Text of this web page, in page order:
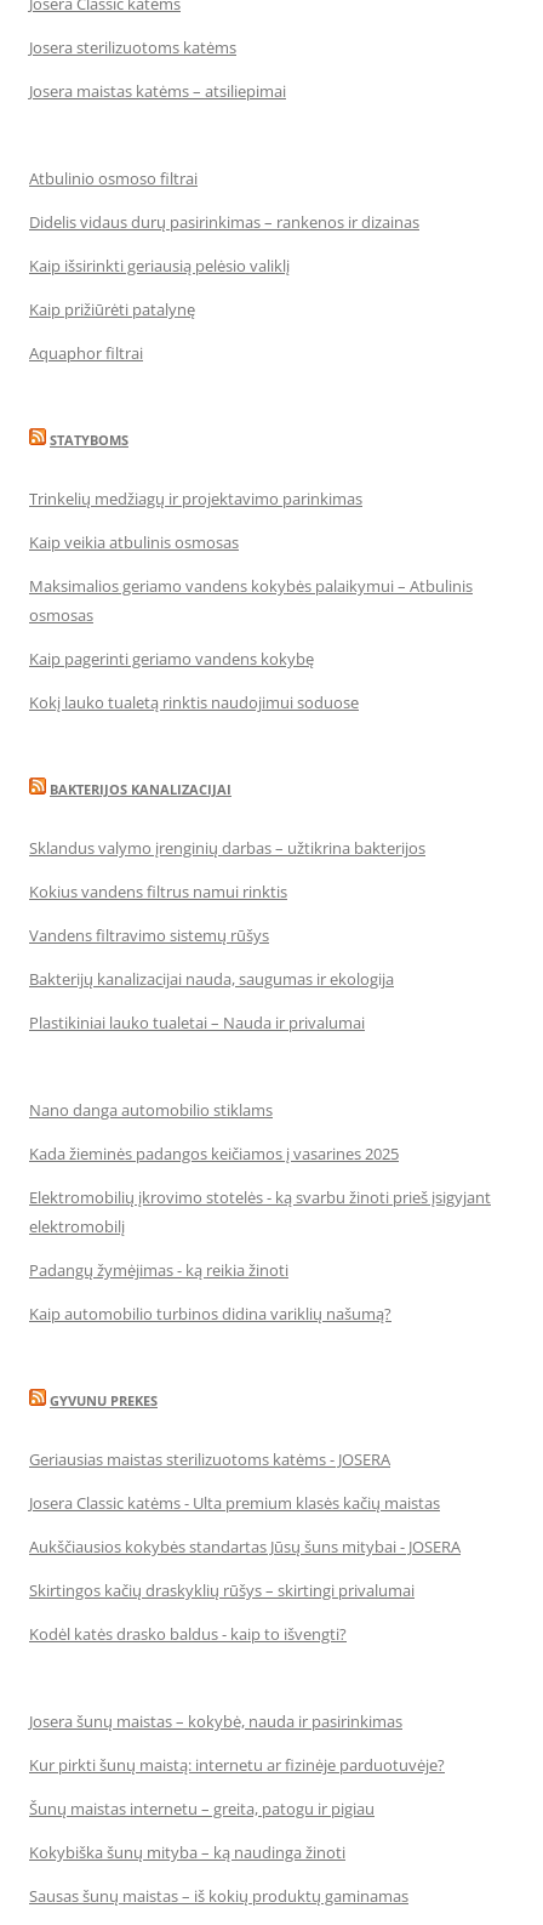
Josera sterilizuotoms katėms
Josera maistas katėms – atsiliepimai
Atbulinio osmoso filtrai
Didelis vidaus durų pasirinkimas – rankenos ir dizainas
Kaip išsirinkti geriausią pelėsio valiklį
Kaip prižiūrėti patalynę
Aquaphor filtrai
STATYBOMS
Trinkelių medžiagų ir projektavimo parinkimas
Kaip veikia atbulinis osmosas
Maksimalios geriamo vandens kokybės palaikymui – Atbulinis
osmosas
Kaip pagerinti geriamo vandens kokybę
Kokį lauko tualetą rinktis naudojimui soduose
BAKTERIJOS KANALIZACIJAI
Sklandus valymo įrenginių darbas – užtikrina bakterijos
Kokius vandens filtrus namui rinktis
Vandens filtravimo sistemų rūšys
Bakterijų kanalizacijai nauda, saugumas ir ekologija
Plastikiniai lauko tualetai – Nauda ir privalumai
Nano danga automobilio stiklams
Kada žieminės padangos keičiamos į vasarines 2025
Elektromobilių įkrovimo stotelės - ką svarbu žinoti prieš įsigyjant
elektromobilį
Padangų žymėjimas - ką reikia žinoti
Kaip automobilio turbinos didina variklių našumą?
GYVUNU PREKES
Geriausias maistas sterilizuotoms katėms - JOSERA
Josera Classic katėms - Ulta premium klasės kačių maistas
Aukščiausios kokybės standartas Jūsų šuns mitybai - JOSERA
Skirtingos kačių draskyklių rūšys – skirtingi privalumai
Kodėl katės drasko baldus - kaip to išvengti?
Josera šunų maistas – kokybė, nauda ir pasirinkimas
Kur pirkti šunų maistą: internetu ar fizinėje parduotuvėje?
Šunų maistas internetu – greita, patogu ir pigiau
Kokybiška šunų mityba – ką naudinga žinoti
Sausas šunų maistas – iš kokių produktų gaminamas